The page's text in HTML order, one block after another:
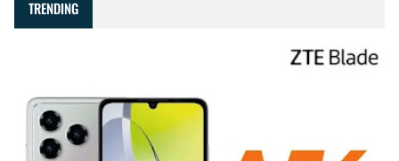
TRENDING